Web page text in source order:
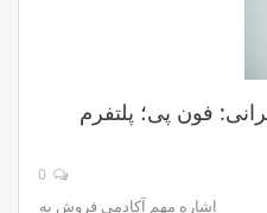
فون پی؛ پلتفرم
اشاره مهم آکادمی فروش به